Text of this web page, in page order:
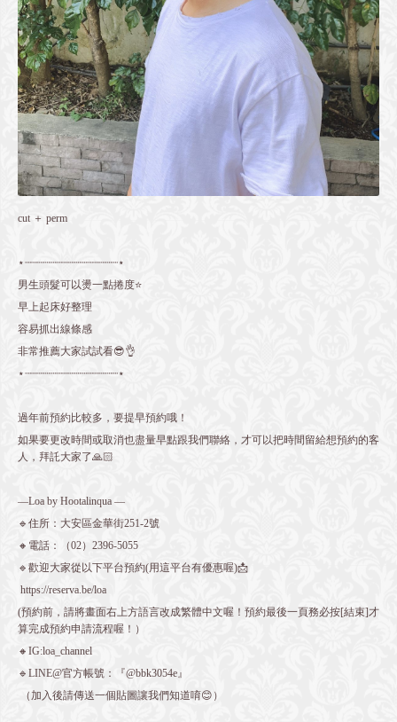
cut ＋ perm
⋆┈┈┈┈┈┈┈┈┈┈┈┈┈┈┈⋆
男生頭髮可以燙一點捲度⭐️
早上起床好整理
容易抓出線條感
非常推薦大家試試看😎👌
⋆┈┈┈┈┈┈┈┈┈┈┈┈┈┈┈⋆
過年前預約比較多，要提早預約哦！
如果要更改時間或取消也盡量早點跟我們聯絡，才可以把時間留給想預約的客
人，拜託大家了🙏🏻
—Loa by Hootalinqua —
🔹住所：大安區金華街251-2號
🔸電話：（02）2396-5055
🔹歡迎大家從以下平台預約(用這平台有優惠喔)📩
https://reserva.be/loa
(預約前，請將畫面右上方語言改成繁體中文喔！預約最後一頁務必按[結束]才
算完成預約申請流程喔！）
🔸IG:loa_channel
🔹LINE@官方帳號：『@bbk3054e』
（加入後請傳送一個貼圖讓我們知道唷😊）